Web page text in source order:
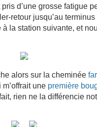
d’une grosse fatigue
retour jusqu’au
à la station suivante, et
alors sur la cheminée
une première
rien ne la différencie